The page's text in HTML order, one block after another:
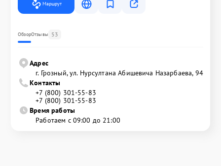
Маршрут
ОбзорОтзывы 53
Адрес
г. Грозный, ул. Нурсултана Абишевича Назарбаева, 94
Контакты
+7 (800) 301-55-83
+7 (800) 301-55-83
Время работы
Работаем с 09:00 до 21:00